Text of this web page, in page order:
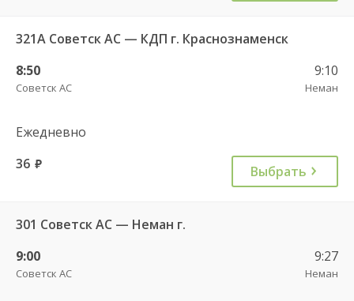
321А Советск АС — КДП г. Краснознаменск
8:50
Советск АС
9:10
Неман
Ежедневно
36 руб. Выбрать
301 Советск АС — Неман г.
9:00
Советск АС
9:27
Неман